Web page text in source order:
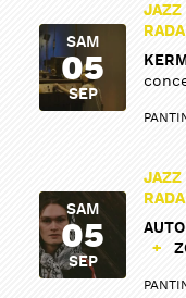
SAM
05
SEP
JAZZ
SAM
05
SEP
JAZZ
+